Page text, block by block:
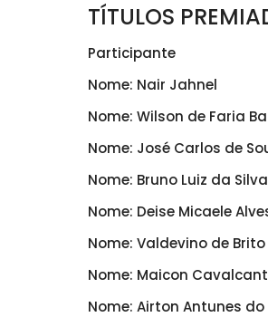
TÍTULOS
Participante
Nome: Nair Jahnel
Nome: Wilson de Faria
Nome: José Carlos de
Nome: Bruno Luiz da Silva
Nome: Deise Micaele
Nome: Valdevino de Brito
Nome: Maicon
Nome: Airton Antunes